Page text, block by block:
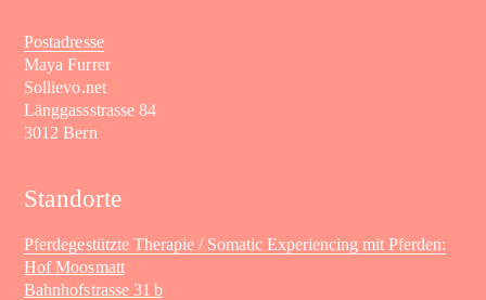
Postadresse
Maya Furrer
Sollievo.net
Länggassstrasse 84
3012 Bern
Standorte
Pferdegestützte Therapie / Somatic Experiencing mit Pferden:
Hof Moosmatt
Bahnhofstrasse 31 b